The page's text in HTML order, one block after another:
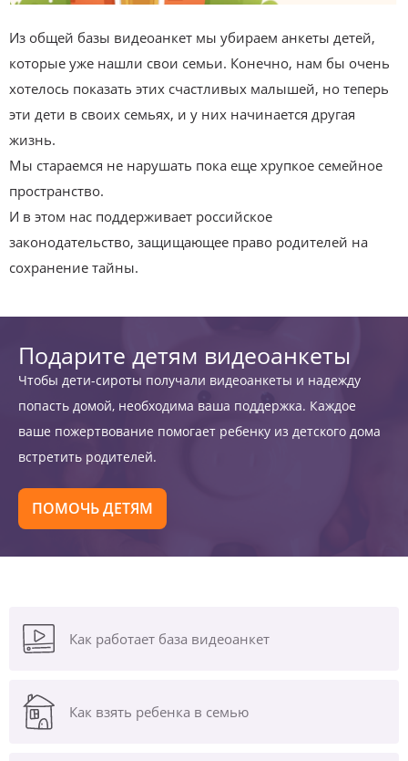
Из общей базы видеоанкет мы убираем анкеты детей,
которые уже нашли свои семьи. Конечно, нам бы очень
хотелось показать этих счастливых малышей, но теперь
эти дети в своих семьях, и у них начинается другая
жизнь.
Мы стараемся не нарушать пока еще хрупкое семейное
пространство.
И в этом нас поддерживает российское
законодательство, защищающее право родителей на
сохранение тайны.
Подарите детям видеоанкеты
Чтобы дети-сироты получали видеоанкеты и надежду
попасть домой, необходима ваша поддержка. Каждое
ваше пожертвование помогает ребенку из детского дома
встретить родителей.
ПОМОЧЬ ДЕТЯМ
Как работает база видеоанкет
Как взять ребенка в семью